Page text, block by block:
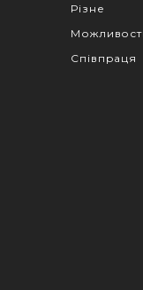
Різне
Можливості
Співпраця